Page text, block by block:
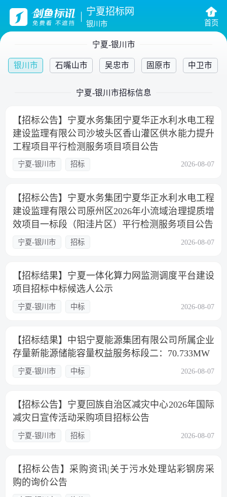
宁夏招标网
银川市 首页
宁夏-银川市
银川市 石嘴山市 吴忠市 固原市 中卫市
宁夏-银川市招标信息
【招标公告】宁夏水务集团宁夏华正水利水电工程
建设监理有限公司沙坡头区香山灌区供水能力提升
工程项目平行检测服务项目项目公告
宁夏-银川市 招标 2026-08-07
【招标公告】宁夏水务集团宁夏华正水利水电工程
建设监理有限公司原州区2026年小流域治理提质增
效项目一标段（阳洼片区）平行检测服务项目公告
宁夏-银川市 招标 2026-08-07
【招标结果】宁夏一体化算力网监测调度平台建设
项目招标中标候选人公示
宁夏-银川市 中标 2026-08-07
【招标结果】中铝宁夏能源集团有限公司所属企业
存量新能源储能容量权益服务标段二：70.733MW
宁夏-银川市 中标 2026-08-07
【招标公告】宁夏回族自治区减灾中心2026年国际
减灾日宣传活动采购项目招标公告
宁夏-银川市 招标 2026-08-07
【招标公告】采购资讯|关于污水处理站彩钢房采
购的询价公告